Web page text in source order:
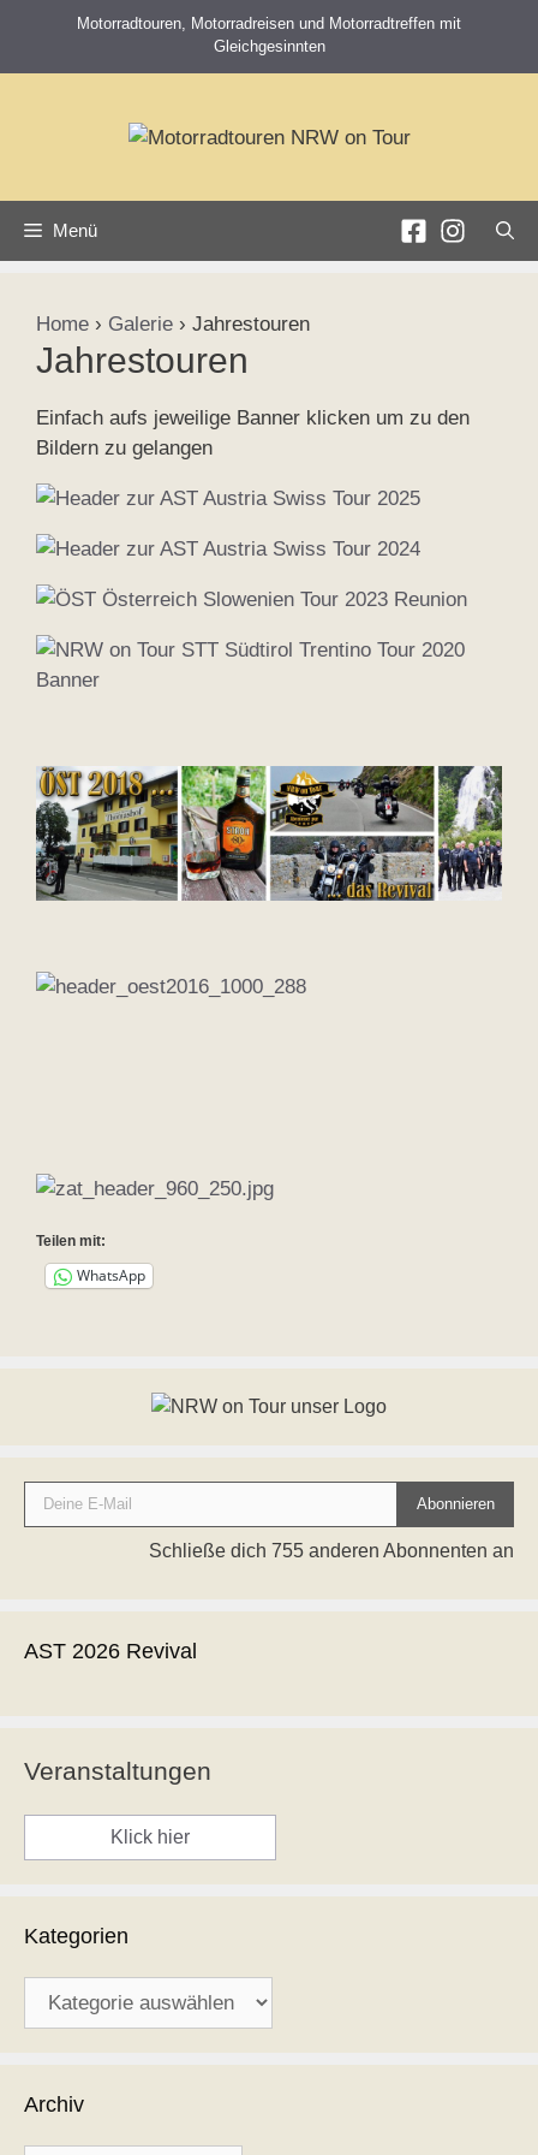
springen
Motorradtouren, Motorradreisen und Motorradtreffen mit
Gleichgesinnten
Menü
Home › Galerie › Jahrestouren
Jahrestouren
Einfach aufs jeweilige Banner klicken um zu den
Bildern zu gelangen
Teilen mit:
WhatsApp
Deine E-Mail
Abonnieren
Schließe dich 755 anderen Abonnenten an
AST 2026 Revival
Veranstaltungen
Klick hier
Kategorien
Archiv